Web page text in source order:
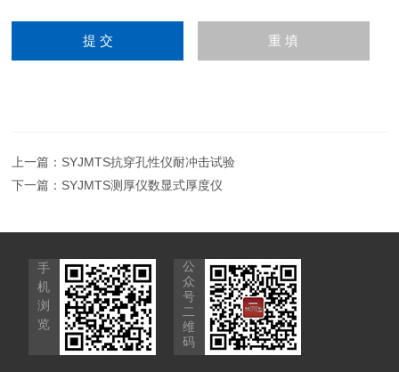
上一篇： SYJMTS抗穿孔性仪耐冲击试验
下一篇： SYJMTS测厚仪数显式厚度仪
手
机
浏
览
公
众
号
二
维
码